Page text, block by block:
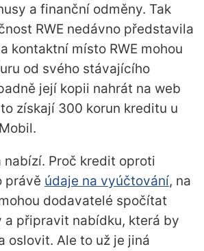
a finanční odměny. Tak
RWE nedávno představila
kontaktní místo RWE mohou
od svého stávajícího
její kopii nahrát na web
získají 300 korun kreditu u
nabízí. Proč kredit oproti
právě údaje na vyúčtování, na
dodavatelé spočítat
a připravit nabídku, která by
oslovit. Ale to už je jiná